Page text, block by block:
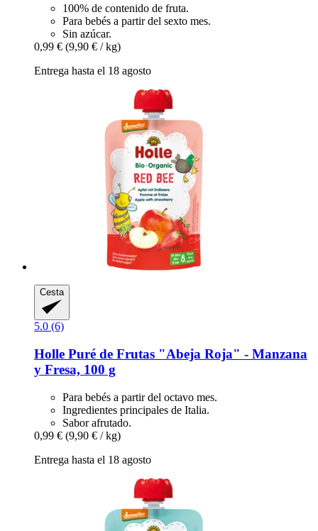
100% de contenido de fruta.
Para bebés a partir del sexto mes.
Sin azúcar.
0,99 € (9,90 € / kg)
Entrega hasta el 18 agosto
Cesta
5.0 (6)
Holle Puré de Frutas "Abeja Roja" -​ Manzana
y Fresa, 100 g
Para bebés a partir del octavo mes.
Ingredientes principales de Italia.
Sabor afrutado.
0,99 € (9,90 € / kg)
Entrega hasta el 18 agosto